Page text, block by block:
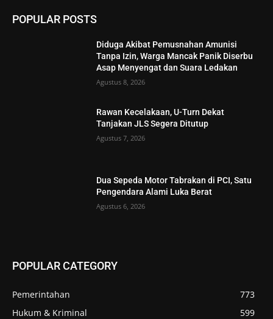
POPULAR POSTS
Diduga Akibat Pemusnahan Amunisi
Tanpa Izin, Warga Mancak Panik Diserbu
Asap Menyengat dan Suara Ledakan
Agustus 8, 2026
Rawan Kecelakaan, U-Turn Dekat
Tanjakan JLS Segera Ditutup
Agustus 7, 2026
Dua Sepeda Motor Tabrakan di PCI, Satu
Pengendara Alami Luka Berat
Agustus 6, 2026
POPULAR CATEGORY
Pemerintahan
773
Hukum & Kriminal
599